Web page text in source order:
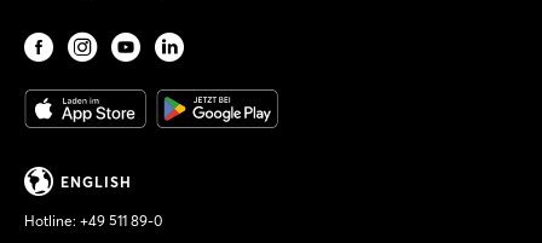
ENGLISH
Hotline: +49 511 89-0